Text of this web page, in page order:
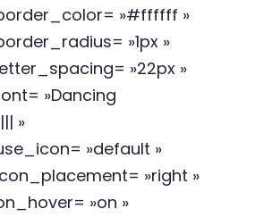
»#ffffff »
»1px »
»22px »
»Dancing
»
»default »
»right »
»on »